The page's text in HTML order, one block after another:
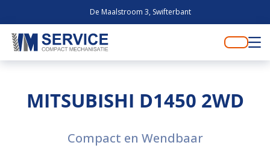
De Maalstroom 3, Swifterbant
MITSUBISHI D1450 2WD
Compact en Wendbaar